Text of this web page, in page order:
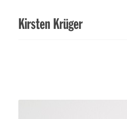
Kirsten Krüger